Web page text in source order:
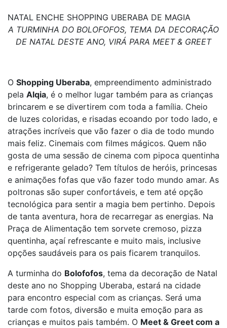
NATAL ENCHE SHOPPING UBERABA DE MAGIA
A TURMINHA DO BOLOFOFOS, TEMA DA DECORAÇÃO
DE NATAL DESTE ANO, VIRÁ PARA MEET & GREET
O Shopping Uberaba, empreendimento administrado
pela Alqia, é o melhor lugar também para as crianças
brincarem e se divertirem com toda a família. Cheio
de luzes coloridas, e risadas ecoando por todo lado, e
atrações incríveis que vão fazer o dia de todo mundo
mais feliz. Cinemais com filmes mágicos. Quem não
gosta de uma sessão de cinema com pipoca quentinha
e refrigerante gelado? Tem títulos de heróis, princesas
e animações fofas que vão fazer todo mundo amar. As
poltronas são super confortáveis, e tem até opção
tecnológica para sentir a magia bem pertinho. Depois
de tanta aventura, hora de recarregar as energias. Na
Praça de Alimentação tem sorvete cremoso, pizza
quentinha, açaí refrescante e muito mais, inclusive
opções saudáveis para os pais ficarem tranquilos.
A turminha do Bolofofos, tema da decoração de Natal
deste ano no Shopping Uberaba, estará na cidade
para encontro especial com as crianças. Será uma
tarde com fotos, diversão e muita emoção para as
crianças e muitos pais também. O Meet & Greet com a